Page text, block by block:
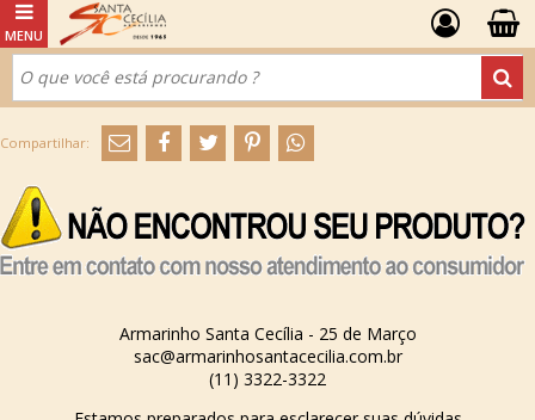
Armarinho Santa Cecília - 25 de Março
sac@armarinhosantacecilia.com.br
(11) 3322-3322